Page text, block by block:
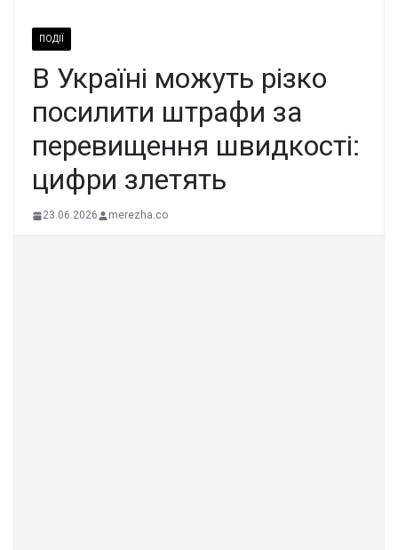
ПОДІЇ
В Україні можуть різко
посилити штрафи за
перевищення швидкості:
цифри злетять
23.06.2026 merezha.co